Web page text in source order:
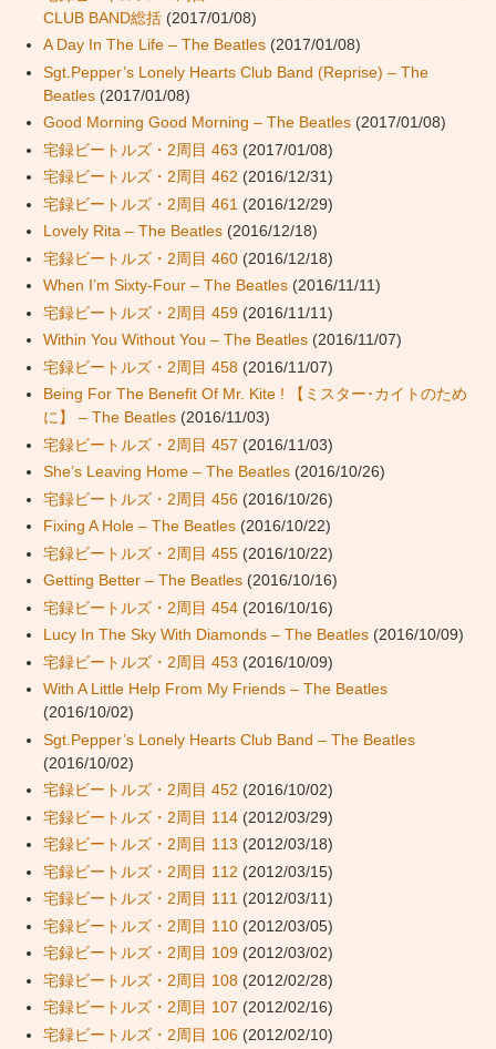
CLUB BAND総括(2017/01/08)
A Day In The Life – The Beatles(2017/01/08)
Sgt.Pepper’s Lonely Hearts Club Band (Reprise) – The
Beatles(2017/01/08)
Good Morning Good Morning – The Beatles(2017/01/08)
宅録ビートルズ・2周目 463 (2017/01/08)
宅録ビートルズ・2周目 462 (2016/12/31)
宅録ビートルズ・2周目 461 (2016/12/29)
Lovely Rita – The Beatles(2016/12/18)
宅録ビートルズ・2周目 460(2016/12/18)
When I’m Sixty-Four – The Beatles(2016/11/11)
宅録ビートルズ・2周目 459(2016/11/11)
Within You Without You – The Beatles(2016/11/07)
宅録ビートルズ・2周目 458 (2016/11/07)
Being For The Benefit Of Mr. Kite ! 【ミスター･カイトのため
に】 – The Beatles(2016/11/03)
宅録ビートルズ・2周目 457 (2016/11/03)
She’s Leaving Home – The Beatles(2016/10/26)
宅録ビートルズ・2周目 456(2016/10/26)
Fixing A Hole – The Beatles(2016/10/22)
宅録ビートルズ・2周目 455(2016/10/22)
Getting Better – The Beatles(2016/10/16)
宅録ビートルズ・2周目 454(2016/10/16)
Lucy In The Sky With Diamonds – The Beatles(2016/10/09)
宅録ビートルズ・2周目 453 (2016/10/09)
With A Little Help From My Friends – The Beatles
(2016/10/02)
Sgt.Pepper’s Lonely Hearts Club Band – The Beatles
(2016/10/02)
宅録ビートルズ・2周目 452 (2016/10/02)
宅録ビートルズ・2周目 114(2012/03/29)
宅録ビートルズ・2周目 113 (2012/03/18)
宅録ビートルズ・2周目 112 (2012/03/15)
宅録ビートルズ・2周目 111(2012/03/11)
宅録ビートルズ・2周目 110(2012/03/05)
宅録ビートルズ・2周目 109(2012/03/02)
宅録ビートルズ・2周目 108 (2012/02/28)
宅録ビートルズ・2周目 107 (2012/02/16)
宅録ビートルズ・2周目 106(2012/02/10)